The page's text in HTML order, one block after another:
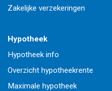
Zakelijke verzekeringen
Hypotheek
Hypotheek info
Overzicht hypotheekrente
Maximale hypotheek